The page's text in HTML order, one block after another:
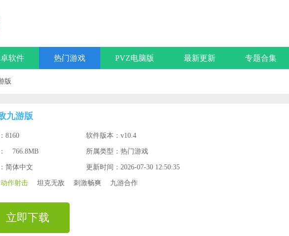
软件 热门游戏 PVZ电脑版 最新更新 专题合集
版
九游版
8160 软件版本：v10.4
766.8MB 所属类型：热门游戏
简体中文 更新时间：2026-07-30 12:50:35
动作射击 坦克无敌 刺激畅爽 九游合作
立即下载